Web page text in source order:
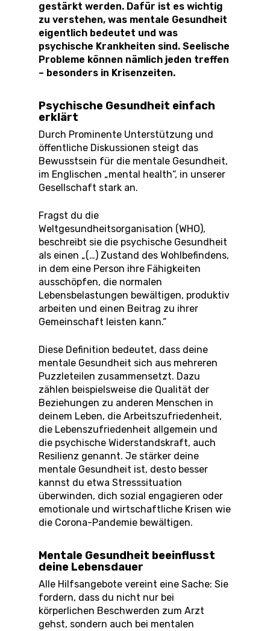
gestärkt werden. Dafür ist es wichtig
zu verstehen, was mentale Gesundheit
eigentlich bedeutet und was
psychische Krankheiten sind. Seelische
Probleme können nämlich jeden treffen
– besonders in Krisenzeiten.
Psychische Gesundheit einfach
erklärt
Durch Prominente Unterstützung und
öffentliche Diskussionen steigt das
Bewusstsein für die mentale Gesundheit,
im Englischen „mental health“, in unserer
Gesellschaft stark an.
Fragst du die
Weltgesundheitsorganisation (WHO),
beschreibt sie die psychische Gesundheit
als einen „(…) Zustand des Wohlbefindens,
in dem eine Person ihre Fähigkeiten
ausschöpfen, die normalen
Lebensbelastungen bewältigen, produktiv
arbeiten und einen Beitrag zu ihrer
Gemeinschaft leisten kann.“
Diese Definition bedeutet, dass deine
mentale Gesundheit sich aus mehreren
Puzzleteilen zusammensetzt. Dazu
zählen beispielsweise die Qualität der
Beziehungen zu anderen Menschen in
deinem Leben, die Arbeitszufriedenheit,
die Lebenszufriedenheit allgemein und
die psychische Widerstandskraft, auch
Resilienz genannt. Je stärker deine
mentale Gesundheit ist, desto besser
kannst du etwa Stresssituation
überwinden, dich sozial engagieren oder
emotionale und wirtschaftliche Krisen wie
die Corona-Pandemie bewältigen.
Mentale Gesundheit beeinflusst
deine Lebensdauer
Alle Hilfsangebote vereint eine Sache: Sie
fordern, dass du nicht nur bei
körperlichen Beschwerden zum Arzt
gehst, sondern auch bei mentalen